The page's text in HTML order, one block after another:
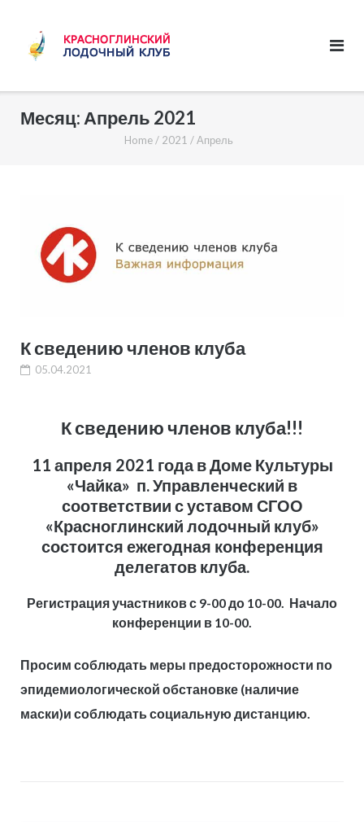
content
Месяц: Апрель 2021
Home/ 2021 /Апрель
К сведению членов клуба
05.04.2021
К сведению членов клуба!!!
11 апреля 2021 года в Доме Культуры
«Чайка» п. Управленческий в
соответствии с уставом СГОО
«Красноглинский лодочный клуб»
состоится ежегодная конференция
делегатов клуба.
Регистрация участников с 9-00 до 10-00. Начало
конференции в 10-00.
Просим соблюдать меры предосторожности по
эпидемиологической обстановке(наличие
маски)и соблюдать социальную дистанцию.